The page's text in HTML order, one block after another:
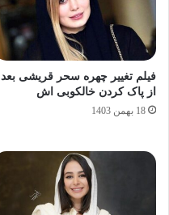
فیلم تغییر چهره سحر قریشی بعد
از پاک کردن خالکوبی اش
18 بهمن 1403